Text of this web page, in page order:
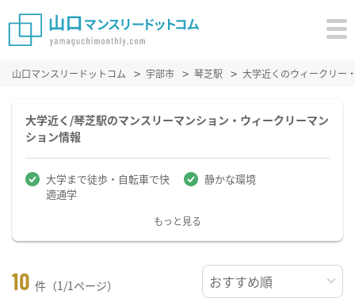
山口マンスリードットコム 宇部市 琴芝駅 大学近くのウィークリー
大学近く/琴芝駅のマンスリーマンション・ウィークリーマン
ション情報
大学まで徒歩・自転車で快
適通学
静かな環境
もっと見る
10 件（1/1ページ）